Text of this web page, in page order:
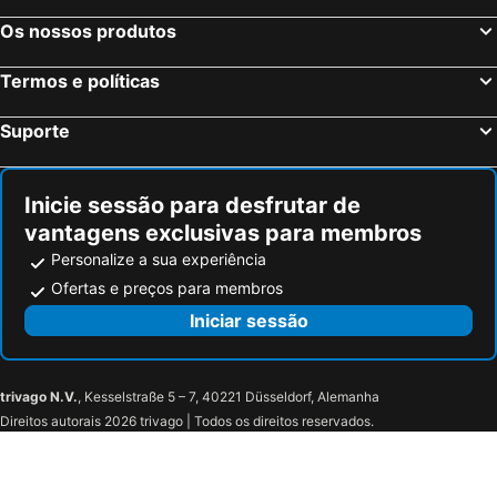
Hounslow, Inglaterra Hotéis
Birmingham, Inglaterra Hotéis
Os nossos produtos
Termos e políticas
Suporte
Inicie sessão para desfrutar de
vantagens exclusivas para membros
Personalize a sua experiência
Ofertas e preços para membros
Iniciar sessão
trivago N.V., Kesselstraße 5 – 7, 40221 Düsseldorf, Alemanha
Direitos autorais 2026 trivago | Todos os direitos reservados.